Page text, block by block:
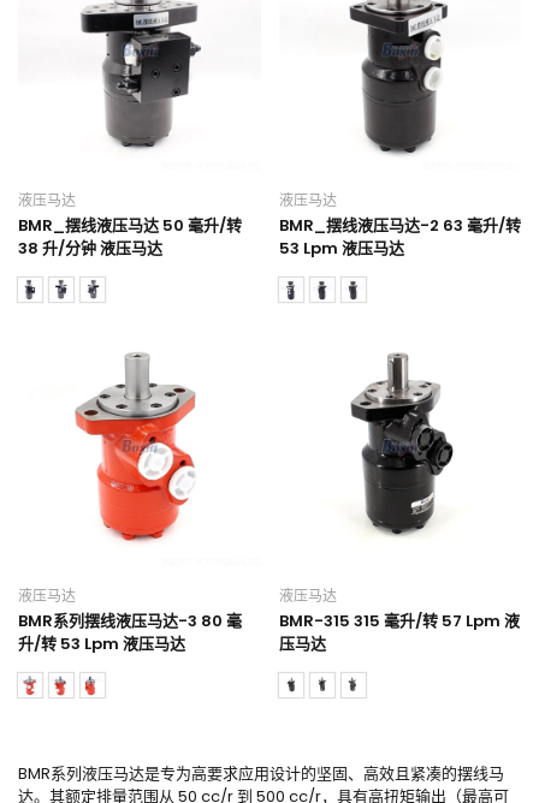
液压马达
BMR_摆线液压马达 50 毫升/转
38 升/分钟 液压马达
液压马达
BMR_摆线液压马达-2 63 毫升/转
53 Lpm 液压马达
液压马达
BMR系列摆线液压马达-3 80 毫
升/转 53 Lpm 液压马达
液压马达
BMR-315 315 毫升/转 57 Lpm 液
压马达
BMR系列液压马达是专为高要求应用设计的坚固、高效且紧凑的摆线马
达。其额定排量范围从 50 cc/r 到 500 cc/r，具有高扭矩输出（最高可